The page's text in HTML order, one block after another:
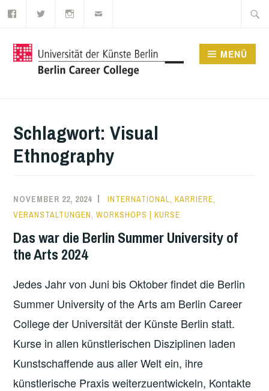
Zum
springen
Suche
COLLEGE
MENÜ
Schlagwort:Visual
Ethnography
NOVEMBER 22, 2024 INTERNATIONAL,KARRIERE,
VERANSTALTUNGEN,WORKSHOPS | KURSE
Das war die Berlin Summer University of
the Arts 2024
Jedes Jahr von Juni bis Oktober findet die Berlin
Summer University of the Arts am Berlin Career
College der Universität der Künste Berlin statt.
Kurse in allen künstlerischen Disziplinen laden
Kunstschaffende aus aller Welt ein, ihre
künstlerische Praxis weiterzuentwickeln, Kontakte